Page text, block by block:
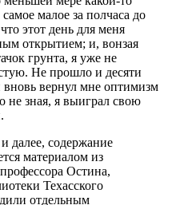
малое за полчаса до
этот день для меня
открытием; и, вонзая
грунта, я уже не
Не прошло и десяти
вернул мне оптимизм
не зная, я выиграл свою
далее, содержание
материалом из
Остина,
Техасского
отдельным